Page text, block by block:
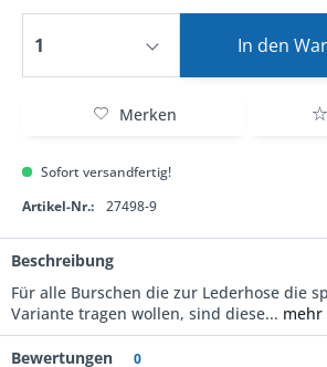
In den
Merken
Sofort versandfertig!
Artikel-Nr.:
27498-9
Beschreibung
Für alle Burschen die zur Lederhose die
Variante tragen wollen, sind diese... mehr
Bewertungen 0